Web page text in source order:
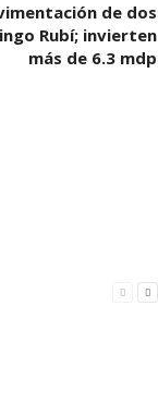
de dos
Rubí; invierten
más de 6.3 mdp